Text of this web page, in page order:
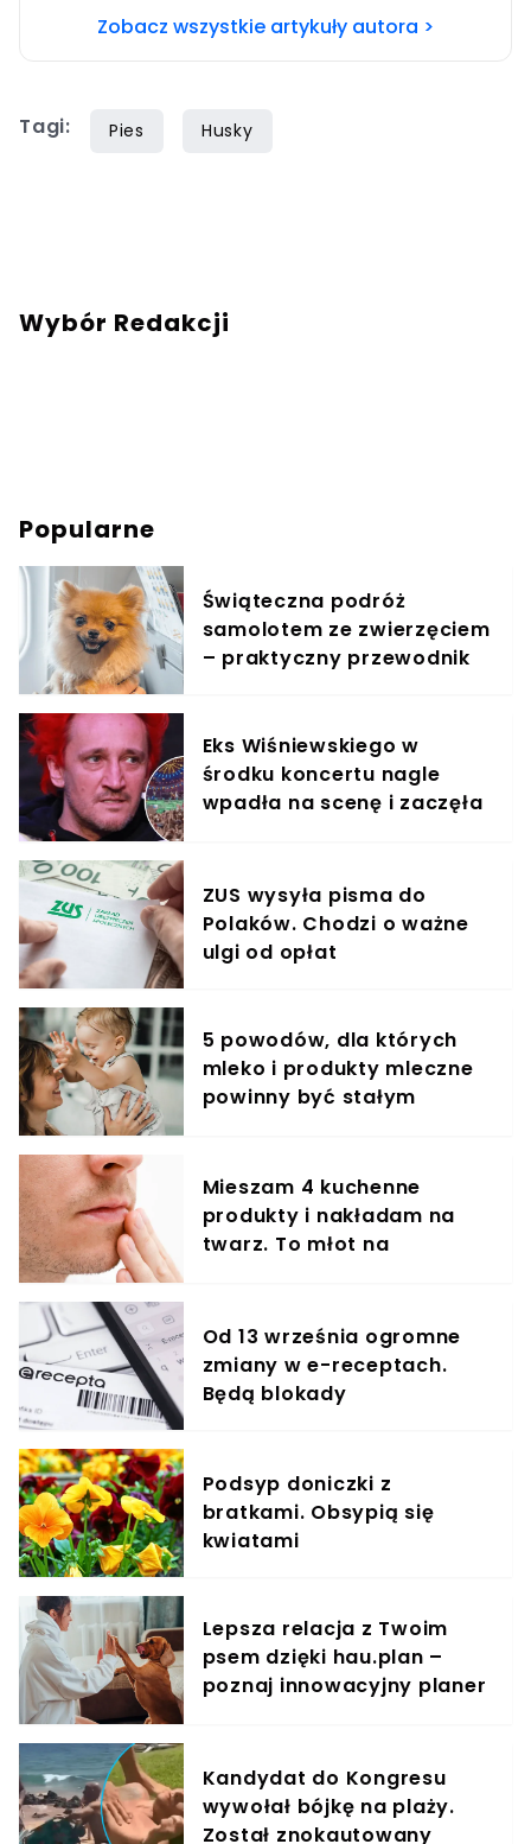
Zobacz wszystkie artykuły autora >
Tagi: Pies Husky
Wybór Redakcji
Popularne
Świąteczna podróż
samolotem ze zwierzęciem
– praktyczny przewodnik
Eks Wiśniewskiego w
środku koncertu nagle
wpadła na scenę i zaczęła
ZUS wysyła pisma do
Polaków. Chodzi o ważne
ulgi od opłat
5 powodów, dla których
mleko i produkty mleczne
powinny być stałym
Mieszam 4 kuchenne
produkty i nakładam na
twarz. To młot na
Od 13 września ogromne
zmiany w e-receptach.
Będą blokady
Podsyp doniczki z
bratkami. Obsypią się
kwiatami
Lepsza relacja z Twoim
psem dzięki hau.plan –
poznaj innowacyjny planer
Kandydat do Kongresu
wywołał bójkę na plaży.
Został znokautowany